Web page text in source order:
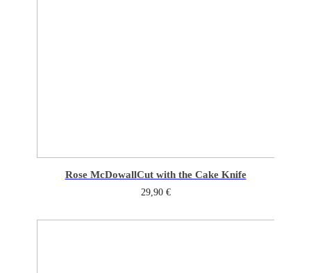
Rose McDowallCut with the Cake Knife
29,90 €